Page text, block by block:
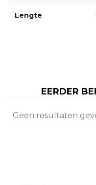
Lengte
EERDER
Geen resultaten